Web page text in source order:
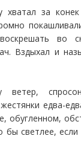
хватал за
во
Вздыхал и
ветер,
едва-
обугленном,
бы светлее,